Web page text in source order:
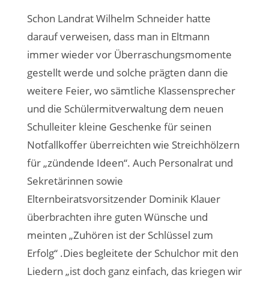
Schon Landrat Wilhelm Schneider hatte
darauf verweisen, dass man in Eltmann
immer wieder vor Überraschungsmomente
gestellt werde und solche prägten dann die
weitere Feier, wo sämtliche Klassensprecher
und die Schülermitverwaltung dem neuen
Schulleiter kleine Geschenke für seinen
Notfallkoffer überreichten wie Streichhölzern
für „zündende Ideen“. Auch Personalrat und
Sekretärinnen sowie
Elternbeiratsvorsitzender Dominik Klauer
überbrachten ihre guten Wünsche und
meinten „Zuhören ist der Schlüssel zum
Erfolg“ .Dies begleitete der Schulchor mit den
Liedern „ist doch ganz einfach, das kriegen wir